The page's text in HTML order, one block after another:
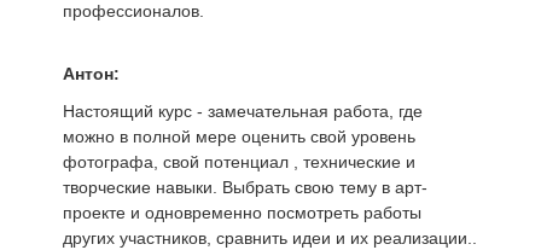
профессионалов.
Антон:
Настоящий курс - замечательная работа, где
можно в полной мере оценить свой уровень
фотографа, свой потенциал , технические и
творческие навыки. Выбрать свою тему в арт-
проекте и одновременно посмотреть работы
других участников, сравнить идеи и их реализации..